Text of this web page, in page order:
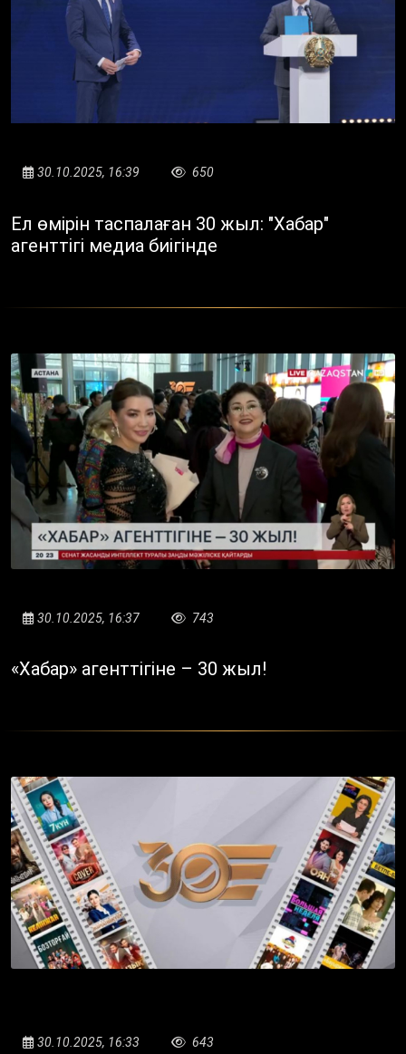
30.10.2025, 16:39 650
Ел өмірін таспалаған 30 жыл: "Хабар"
агенттігі медиа биігінде
30.10.2025, 16:37 743
«Хабар» агенттігіне – 30 жыл!
30.10.2025, 16:33 643